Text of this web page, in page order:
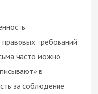
требований,
часто можно
в
за соблюдение